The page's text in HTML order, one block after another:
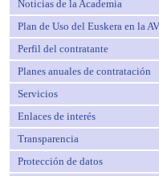
Noticias de la Academia
Plan de Uso del Euskera en la
Perfil del contratante
Planes anuales de contratación
Servicios
Enlaces de interés
Transparencia
Protección de datos